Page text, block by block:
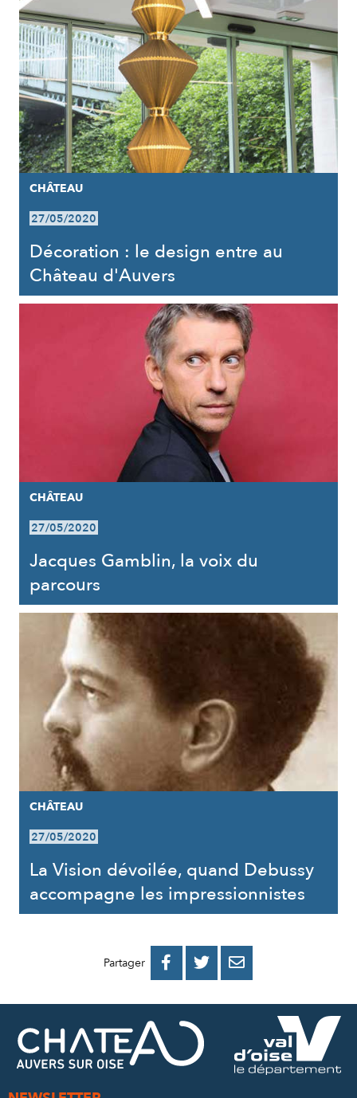
CHÂTEAU
27/05/2020
Décoration : le design entre au
Château d'Auvers
CHÂTEAU
27/05/2020
Jacques Gamblin, la voix du
parcours
CHÂTEAU
27/05/2020
La Vision dévoilée, quand Debussy
accompagne les impressionnistes
Partager 
PARTAGER
FACEBOOK
PARTAGER
PARTAGER
MAIL